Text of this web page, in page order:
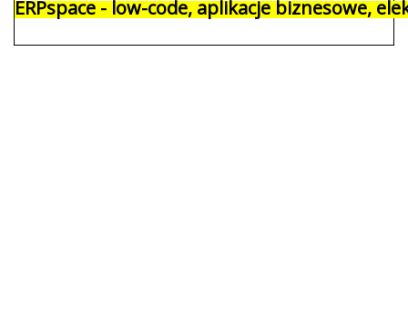
ERPspace - low-code, aplikacje biznesowe,